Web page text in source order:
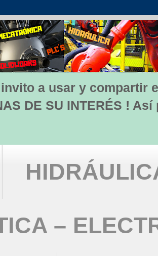
a usar y compartir
DE SU INTERÉS !
–